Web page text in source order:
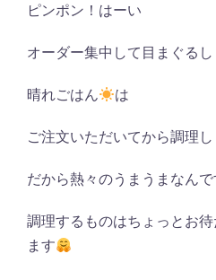
ピンポン！はーい
オーダー集中して目まぐる
晴れごはん は
ご注文いただいてから調理
だから熱々のうまうまなん
調理するものはちょっとお
ます